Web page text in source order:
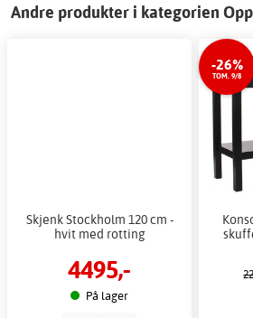
Andre produkter i kategorien
Skjenk Stockholm 120 cm -
hvit med rotting
4495,-
På lager
-26%
TOM. 9/8